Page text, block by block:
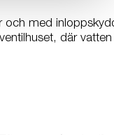
och med
där